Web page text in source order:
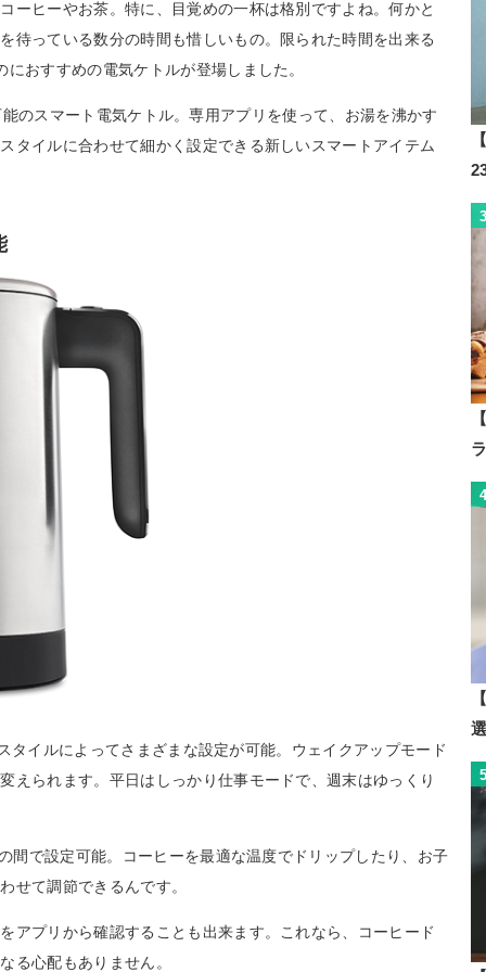
ーヒーやお茶。特に、目覚めの一杯は格別ですよね。何かと
待っている数分の時間も惜しいもの。限られた時間を出来る
おすすめの電気ケトルが登場しました。
のスマート電気ケトル。専用アプリを使って、お湯を沸かす
タイルに合わせて細かく設定できる新しいスマートアイテム
イルによってさまざまな設定が可能。ウェイクアップモード
えられます。平日はしっかり仕事モードで、週末はゆっくり
で設定可能。コーヒーを最適な温度でドリップしたり、お子
せて調節できるんです。
アプリから確認することも出来ます。これなら、コーヒード
る心配もありません。